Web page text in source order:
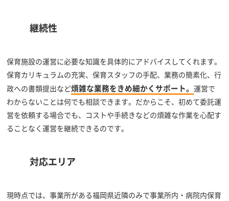
継続性
保育施設の運営に必要な知識を具体的にアドバイスしてくれます。
保育カリキュラムの充実、保育スタッフの手配、業務の簡素化、行
政への書類提出など煩雑な業務をきめ細かくサポート。運営で
わからないことは何でも相談できます。だからこそ、初めて委託運
営を依頼する場合でも、コストや手続きなどの煩雑な作業を心配す
ることなく運営を継続できるのです。
対応エリア
現時点では、事業所がある福岡県近隣のみで事業所内・病院内保育